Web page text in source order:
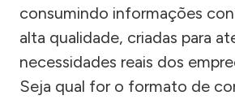
consumindo informações
alta qualidade, criadas para
necessidades reais dos
Seja qual for o formato de